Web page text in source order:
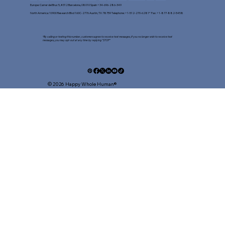
Europe: Carrer del Bruc 5, #312 Barcelona, 08010 Spain +34-696-286-349
North America: 10900 Research Blvd 160C-2776 Austin, TX 78759 Telephone: +1-512-270-6281* Fax: +1-877-882-5458​
*By calling or texting this number, customers agree to receive text messages, If you no longer wish to receive text
messages, you may opt-out at any time by replying "STOP"​
© 2026 Happy Whole Human®